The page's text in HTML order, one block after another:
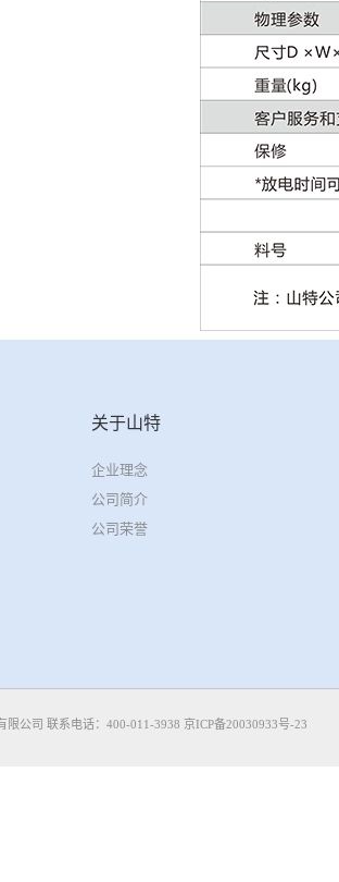
关于山特
企业理念
公司简介
公司荣誉
限公司 联系电话：400-011-3938 京ICP备20030933号-23